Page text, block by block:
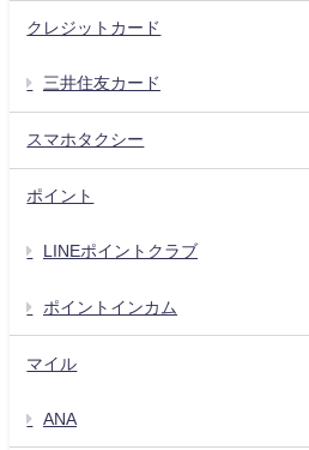
クレジットカード
三井住友カード
スマホタクシー
ポイント
LINEポイントクラブ
ポイントインカム
マイル
ANA